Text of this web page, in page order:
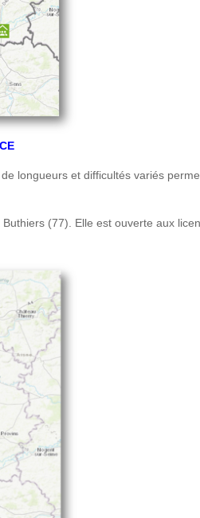
longueurs et difficultés variés
(77). Elle est ouverte aux